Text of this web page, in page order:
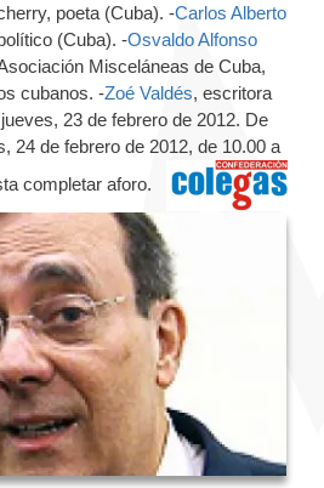
poeta (Cuba). -Carlos Alberto
(Cuba). -Osvaldo Alfonso
Misceláneas de Cuba,
cubanos. -Zoé Valdés, escritora
jueves, 23 de febrero de 2012. De
24 de febrero de 2012, de 10.00 a
completar aforo.